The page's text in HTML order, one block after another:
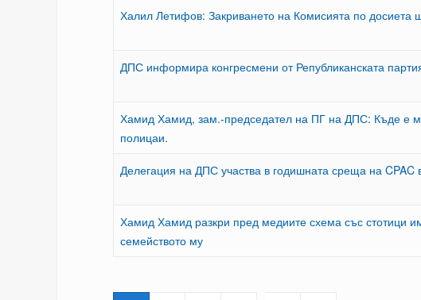
Халил Летифов: Закриването на Комисията по досиета
ДПС информира конгресмени от Републиканската
Хамид Хамид, зам.-председател на ПГ на ДПС: Къде е
полицаи.
Делегация на ДПС участва в годишната среща на CPAC
Хамид Хамид разкри пред медиите схема със стотици
семейството му